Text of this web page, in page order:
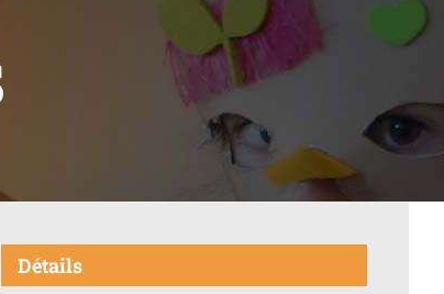
Détails